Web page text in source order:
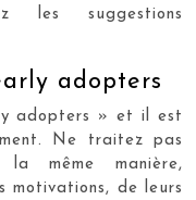
les suggestions
adopters
adopters » et il est
Ne traitez pas
même manière,
motivations, de leurs